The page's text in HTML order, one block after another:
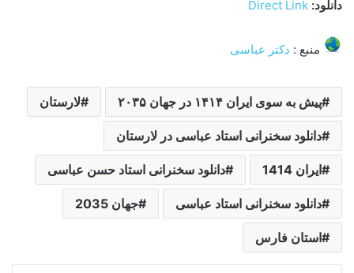
دانلود: Direct Link
منبع : دکتر عباسی
پیش به سوی ایران ۱۴۱۴ در جهان ۲۰۳۵ لارستان
دانلود سخنرانی استاد عباسی در لارستان
ایران 1414 دانلود سخنرانی استاد حسن عباسی
دانلود سخنرانی استاد عباسی جهان 2035
استان فارس